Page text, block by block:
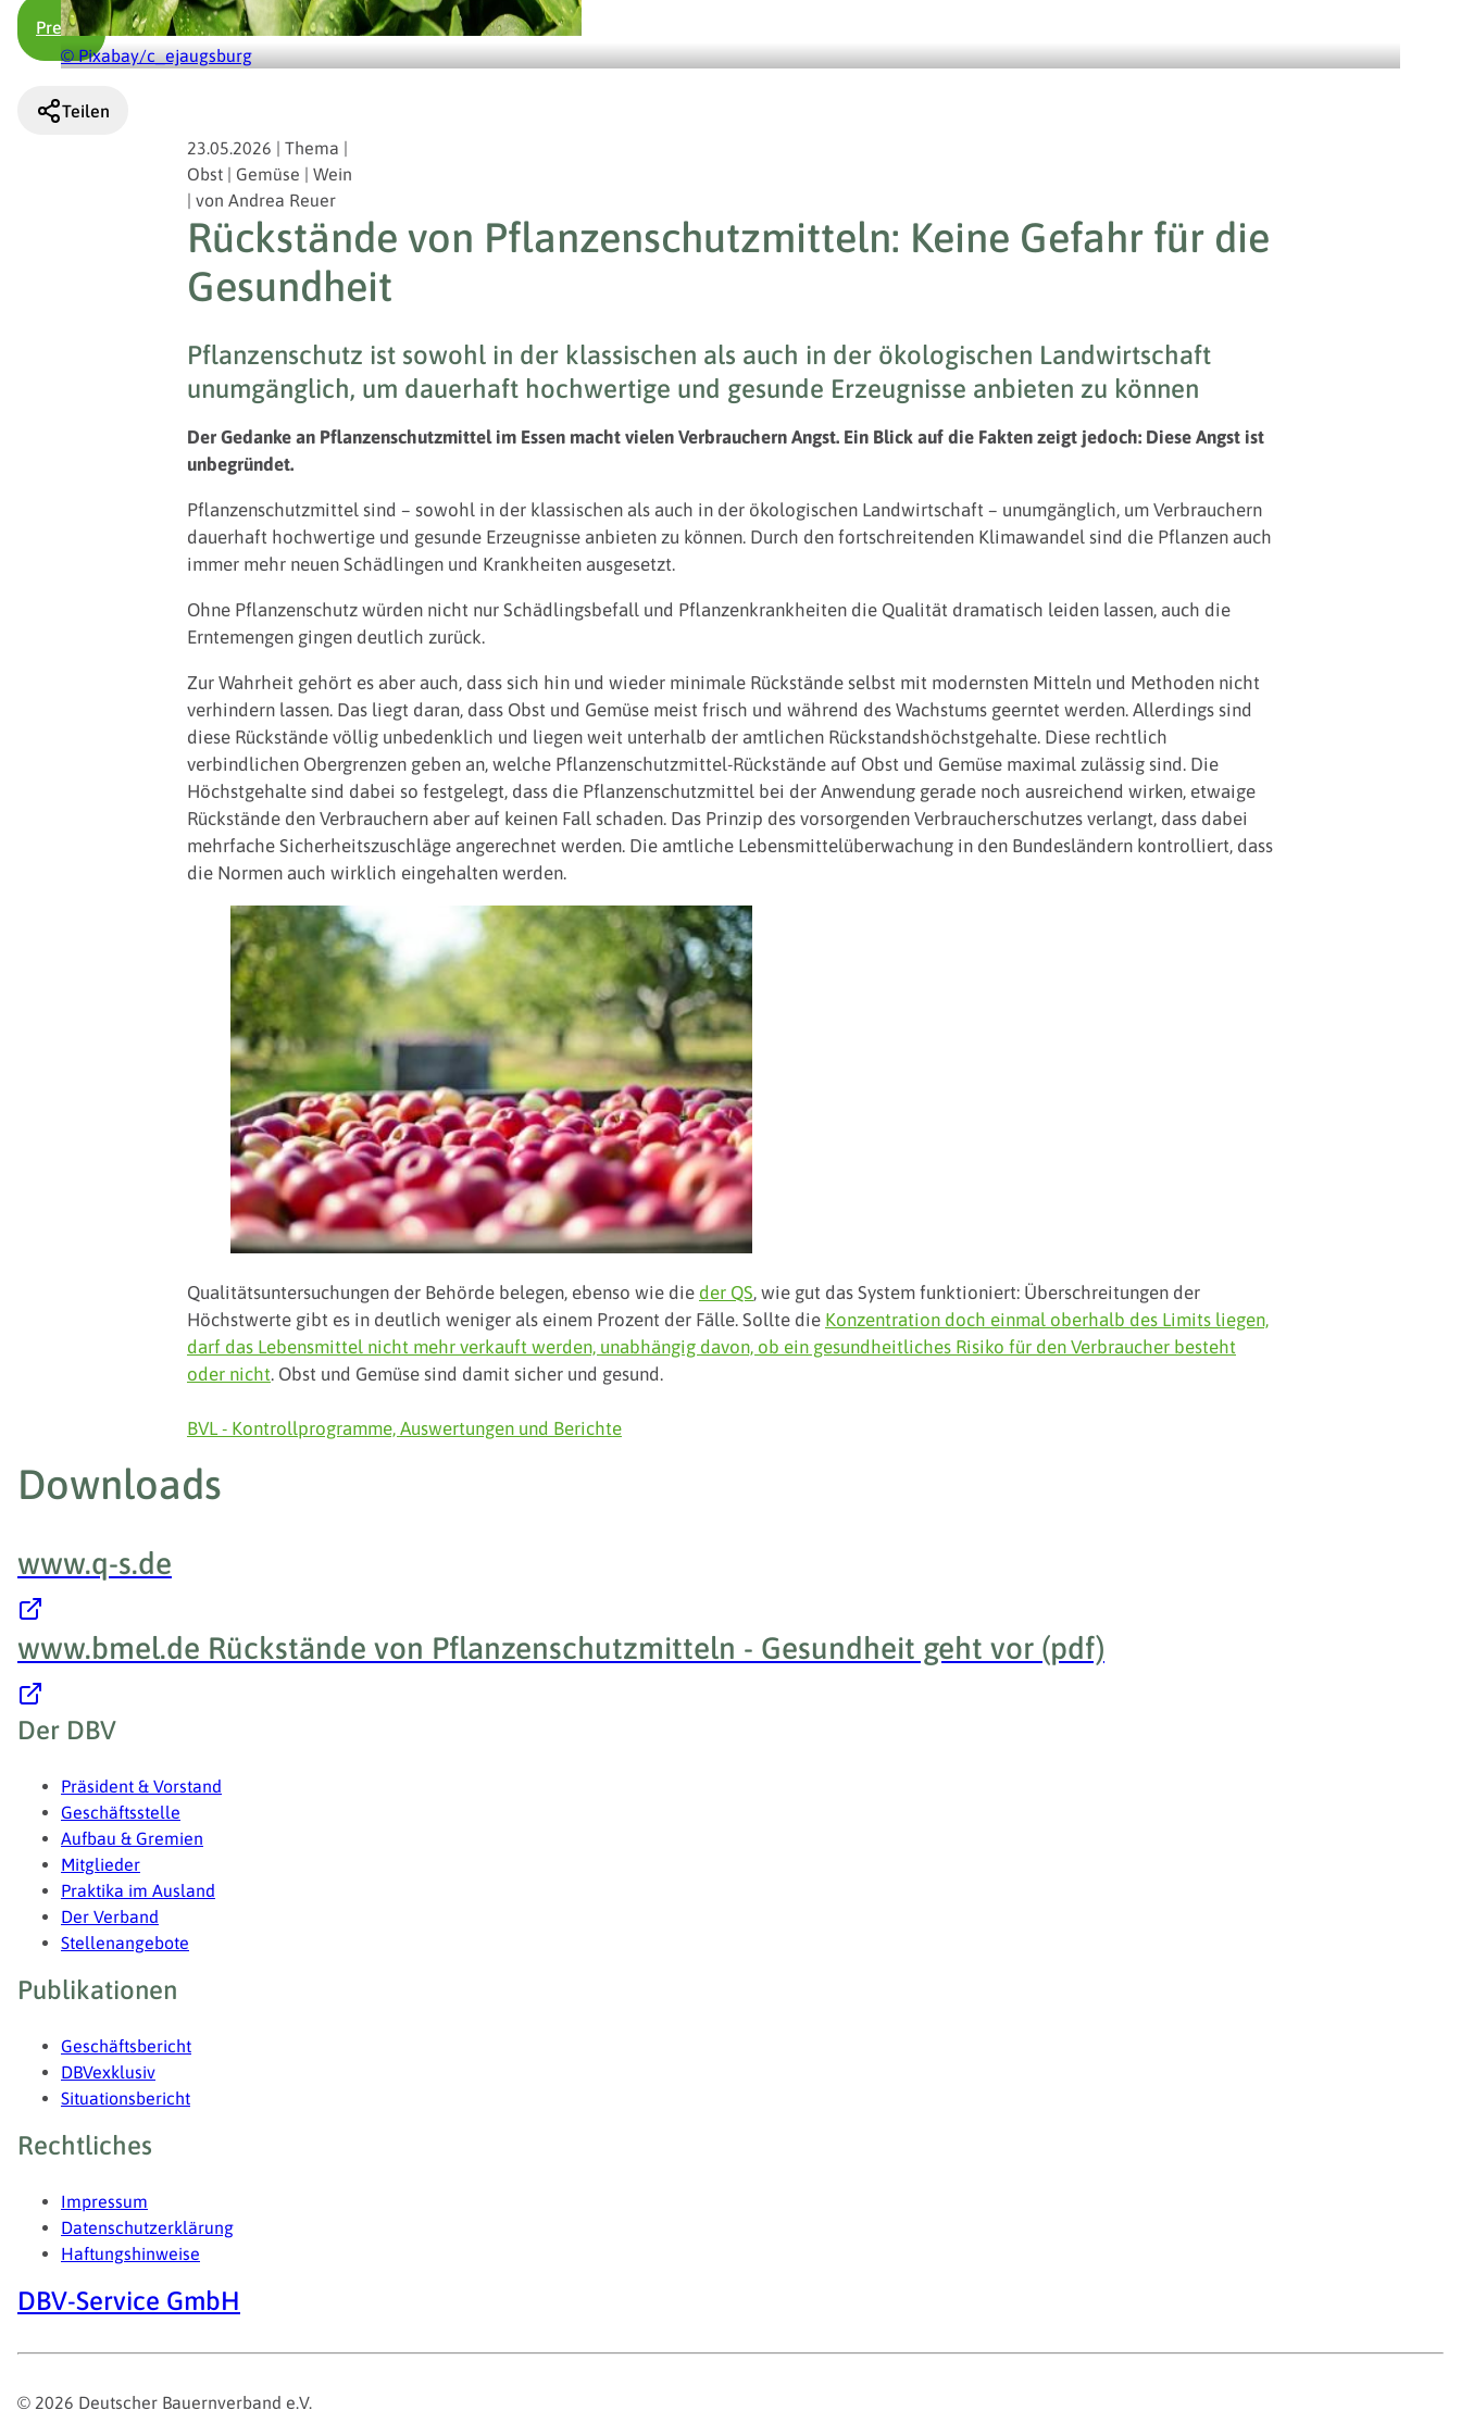
Presse
© Pixabay/c_ejaugsburg
Teilen
23.05.2026 | Thema |
Obst | Gemüse | Wein
| von Andrea Reuer
Rückstände von Pflanzenschutzmitteln: Keine Gefahr für die
Gesundheit
Pflanzenschutz ist sowohl in der klassischen als auch in der ökologischen Landwirtschaft
unumgänglich, um dauerhaft hochwertige und gesunde Erzeugnisse anbieten zu können
Der Gedanke an Pflanzenschutzmittel im Essen macht vielen Verbrauchern Angst. Ein Blick auf die Fakten zeigt jedoch: Diese Angst ist
unbegründet.
Pflanzenschutzmittel sind – sowohl in der klassischen als auch in der ökologischen Landwirtschaft – unumgänglich, um Verbrauchern
dauerhaft hochwertige und gesunde Erzeugnisse anbieten zu können. Durch den fortschreitenden Klimawandel sind die Pflanzen auch
immer mehr neuen Schädlingen und Krankheiten ausgesetzt.
Ohne Pflanzenschutz würden nicht nur Schädlingsbefall und Pflanzenkrankheiten die Qualität dramatisch leiden lassen, auch die
Erntemengen gingen deutlich zurück.
Zur Wahrheit gehört es aber auch, dass sich hin und wieder minimale Rückstände selbst mit modernsten Mitteln und Methoden nicht
verhindern lassen. Das liegt daran, dass Obst und Gemüse meist frisch und während des Wachstums geerntet werden. Allerdings sind
diese Rückstände völlig unbedenklich und liegen weit unterhalb der amtlichen Rückstandshöchstgehalte. Diese rechtlich
verbindlichen Obergrenzen geben an, welche Pflanzenschutzmittel-Rückstände auf Obst und Gemüse maximal zulässig sind. Die
Höchstgehalte sind dabei so festgelegt, dass die Pflanzenschutzmittel bei der Anwendung gerade noch ausreichend wirken, etwaige
Rückstände den Verbrauchern aber auf keinen Fall schaden. Das Prinzip des vorsorgenden Verbraucherschutzes verlangt, dass dabei
mehrfache Sicherheitszuschläge angerechnet werden. Die amtliche Lebensmittelüberwachung in den Bundesländern kontrolliert, dass
die Normen auch wirklich eingehalten werden.
Qualitätsuntersuchungen der Behörde belegen, ebenso wie die der QS, wie gut das System funktioniert: Überschreitungen der
Höchstwerte gibt es in deutlich weniger als einem Prozent der Fälle. Sollte die Konzentration doch einmal oberhalb des Limits liegen,
darf das Lebensmittel nicht mehr verkauft werden, unabhängig davon, ob ein gesundheitliches Risiko für den Verbraucher besteht
oder nicht. Obst und Gemüse sind damit sicher und gesund.
BVL - Kontrollprogramme, Auswertungen und Berichte
Downloads
www.q-s.de
www.bmel.de Rückstände von Pflanzenschutzmitteln - Gesundheit geht vor (pdf)
Fußzeile
Der DBV
Präsident & Vorstand
Geschäftsstelle
Aufbau & Gremien
Mitglieder
Praktika im Ausland
Der Verband
Stellenangebote
Publikationen
Geschäftsbericht
DBVexklusiv
Situationsbericht
Rechtliches
Impressum
Datenschutzerklärung
Haftungshinweise
DBV-Service GmbH
© 2026 Deutscher Bauernverband e.V.